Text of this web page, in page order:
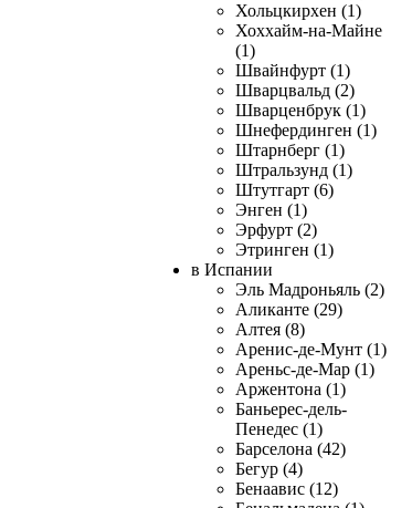
Хольцкирхен (1)
Хоххайм-на-Майне
(1)
Швайнфурт (1)
Шварцвальд (2)
Шварценбрук (1)
Шнефердинген (1)
Штарнберг (1)
Штральзунд (1)
Штутгарт (6)
Энген (1)
Эрфурт (2)
Этринген (1)
в Испании
Эль Мадроньяль (2)
Аликанте (29)
Алтея (8)
Аренис-де-Мунт (1)
Ареньс-де-Мар (1)
Аржентона (1)
Баньерес-дель-
Пенедес (1)
Барселона (42)
Бегур (4)
Бенаавис (12)